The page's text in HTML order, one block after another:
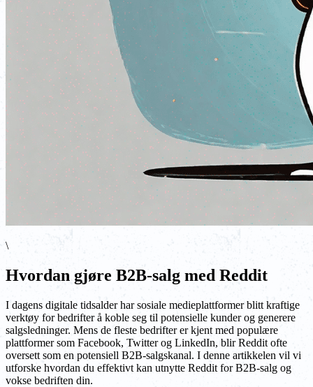
\
Hvordan gjøre B2B-salg med Reddit
I dagens digitale tidsalder har sosiale medieplattformer blitt kraftige
verktøy for bedrifter å koble seg til potensielle kunder og generere
salgsledninger. Mens de fleste bedrifter er kjent med populære
plattformer som Facebook, Twitter og LinkedIn, blir Reddit ofte
oversett som en potensiell B2B-salgskanal. I denne artikkelen vil vi
utforske hvordan du effektivt kan utnytte Reddit for B2B-salg og
vokse bedriften din.